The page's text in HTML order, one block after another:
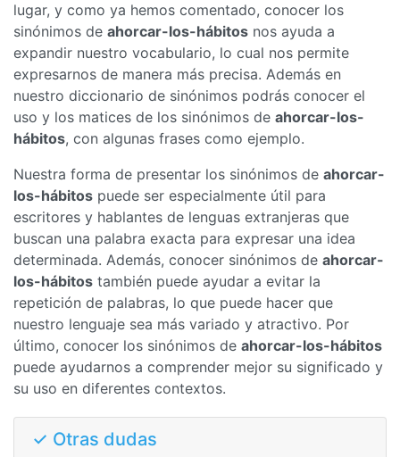
lugar, y como ya hemos comentado, conocer los
sinónimos de ahorcar-los-hábitos nos ayuda a
expandir nuestro vocabulario, lo cual nos permite
expresarnos de manera más precisa. Además en
nuestro diccionario de sinónimos podrás conocer el
uso y los matices de los sinónimos de ahorcar-los-
hábitos, con algunas frases como ejemplo.
Nuestra forma de presentar los sinónimos de ahorcar-
los-hábitos puede ser especialmente útil para
escritores y hablantes de lenguas extranjeras que
buscan una palabra exacta para expresar una idea
determinada. Además, conocer sinónimos de ahorcar-
los-hábitos también puede ayudar a evitar la
repetición de palabras, lo que puede hacer que
nuestro lenguaje sea más variado y atractivo. Por
último, conocer los sinónimos de ahorcar-los-hábitos
puede ayudarnos a comprender mejor su significado y
su uso en diferentes contextos.
✓ Otras dudas